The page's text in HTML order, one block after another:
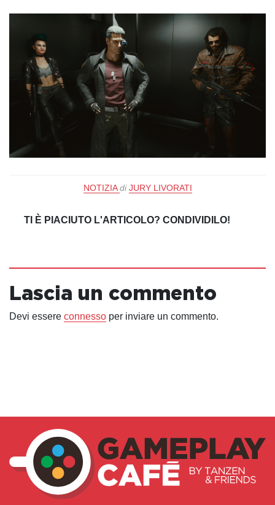
NOTIZIA di JURY LIVORATI
TI È PIACIUTO L'ARTICOLO? CONDIVIDILO!
Lascia un commento
Devi essere connesso per inviare un commento.